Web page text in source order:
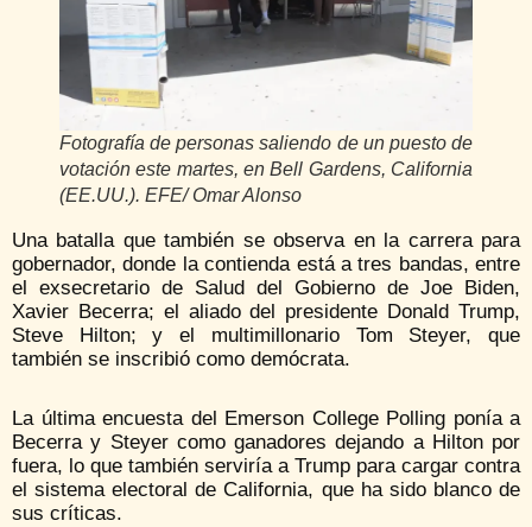
Fotografía de personas saliendo de un puesto de
votación este martes, en Bell Gardens, California
(EE.UU.). EFE/ Omar Alonso
Una batalla que también se observa en la carrera para
gobernador, donde la contienda está a tres bandas, entre
el exsecretario de Salud del Gobierno de Joe Biden,
Xavier Becerra; el aliado del presidente Donald Trump,
Steve Hilton; y el multimillonario Tom Steyer, que
también se inscribió como demócrata.
La última encuesta del Emerson College Polling ponía a
Becerra y Steyer como ganadores dejando a Hilton por
fuera, lo que también serviría a Trump para cargar contra
el sistema electoral de California, que ha sido blanco de
sus críticas.